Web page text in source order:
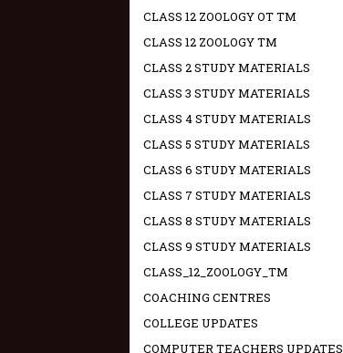
CLASS 12 ZOOLOGY OT TM
CLASS 12 ZOOLOGY TM
CLASS 2 STUDY MATERIALS
CLASS 3 STUDY MATERIALS
CLASS 4 STUDY MATERIALS
CLASS 5 STUDY MATERIALS
CLASS 6 STUDY MATERIALS
CLASS 7 STUDY MATERIALS
CLASS 8 STUDY MATERIALS
CLASS 9 STUDY MATERIALS
CLASS_12_ZOOLOGY_TM
COACHING CENTRES
COLLEGE UPDATES
COMPUTER TEACHERS UPDATES